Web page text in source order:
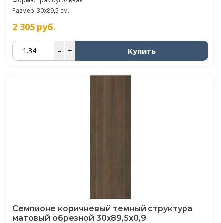
Размер: 30x89,5 см.
2 305 руб.
– + Купить
Семпионе коричневый темный структура
матовый обрезной 30x89,5x0,9